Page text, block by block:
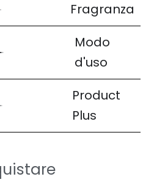
Fragranza
Modo
d'uso
Product
Plus